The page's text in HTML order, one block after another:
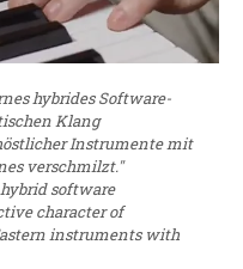
hybrides Software-
Klang
Instrumente mit
verschmilzt."
software
character of
instruments with